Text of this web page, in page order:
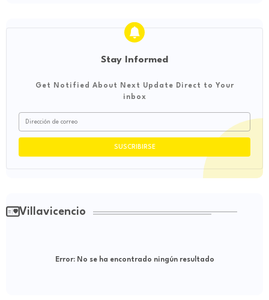
Stay Informed
Get Notified About Next Update Direct to Your
inbox
Villavicencio
Error:No se ha encontrado ningún resultado